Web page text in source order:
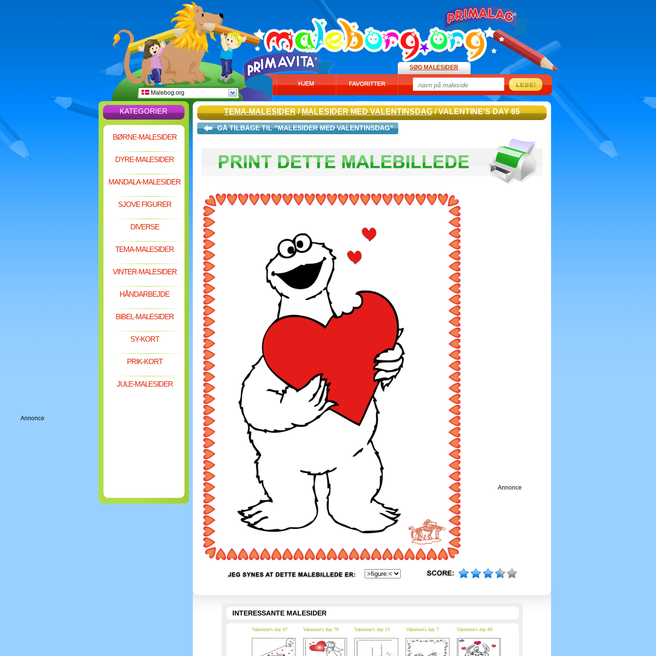
Annonce
Malebog.org
SØG MALESIDER
KATEGORIER
BØRNE-MALESIDER
DYRE-MALESIDER
MANDALA-MALESIDER
SJOVE FIGURER
DIVERSE
TEMA-MALESIDER
VINTER-MALESIDER
HÅNDARBEJDE
BIBEL-MALESIDER
SY-KORT
PRIK-KORT
JULE-MALESIDER
TEMA-MALESIDER/MALESIDER MED VALENTINSDAG/ VALENTINE'S DAY 65
GÅ TILBAGE TIL "MALESIDER MED VALENTINSDAG"
Annonce
INTERESSANTE MALESIDER
Valentine's day 67 Valentine's day 70 Valentine's day 15 Valentine's day 7 Valentine's day 80